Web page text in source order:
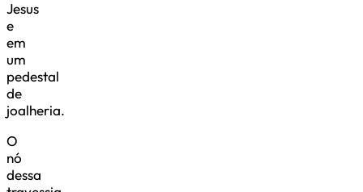
Jesus
e
em
um
pedestal
de
joalheria.
O
nó
dessa